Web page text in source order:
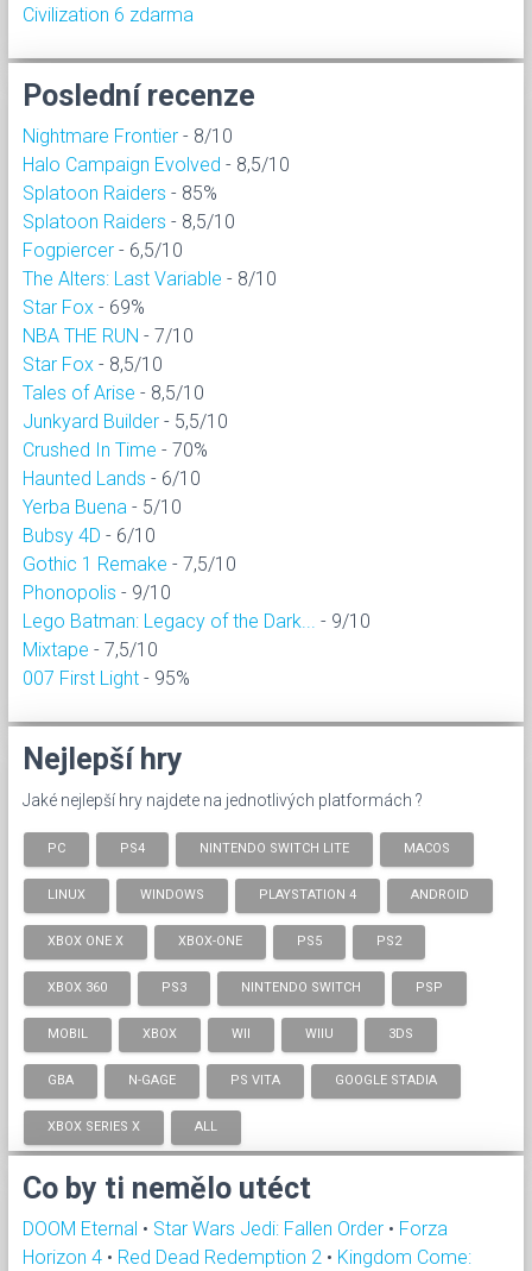
Civilization 6 zdarma
Poslední recenze
Nightmare Frontier - 8/10
Halo Campaign Evolved - 8,5/10
Splatoon Raiders - 85%
Splatoon Raiders - 8,5/10
Fogpiercer - 6,5/10
The Alters: Last Variable - 8/10
Star Fox - 69%
NBA THE RUN - 7/10
Star Fox - 8,5/10
Tales of Arise - 8,5/10
Junkyard Builder - 5,5/10
Crushed In Time - 70%
Haunted Lands - 6/10
Yerba Buena - 5/10
Bubsy 4D - 6/10
Gothic 1 Remake - 7,5/10
Phonopolis - 9/10
Lego Batman: Legacy of the Dark...
- 9/10
Mixtape - 7,5/10
007 First Light - 95%
Nejlepší hry
Jaké nejlepší hry najdete na jednotlivých platformách ?
PC PS4 NINTENDO SWITCH LITE MACOS
LINUX WINDOWS PLAYSTATION 4 ANDROID
XBOX ONE X XBOX-ONE PS5 PS2
XBOX 360 PS3 NINTENDO SWITCH PSP
MOBIL XBOX WII WIIU 3DS
GBA N-GAGE PS VITA GOOGLE STADIA
XBOX SERIES X ALL
Co by ti nemělo utéct
DOOM Eternal • Star Wars Jedi: Fallen Order • Forza
Horizon 4 • Red Dead Redemption 2 • Kingdom Come: